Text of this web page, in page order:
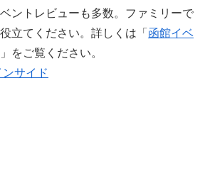
ントレビューも多数。ファミリーで
立てください。詳しくは「 函館イベ
」をご覧ください。 ‎
サイド